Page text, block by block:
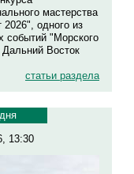
мастерства
2026", одного из
событий "Морского
Дальний Восток
статьи раздела
13:30